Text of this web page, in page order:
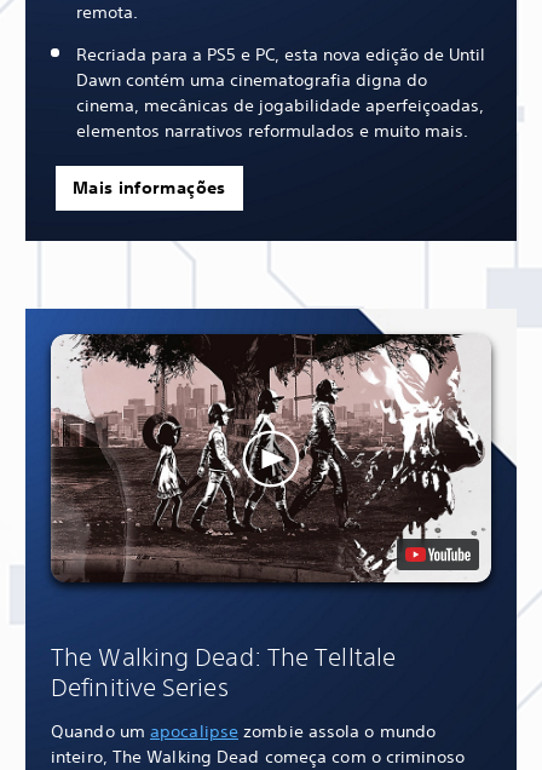
remota.
Recriada para a PS5 e PC, esta nova edição de Until
Dawn contém uma cinematografia digna do
cinema, mecânicas de jogabilidade aperfeiçoadas,
elementos narrativos reformulados e muito mais.
Mais informações
The Walking Dead: The Telltale
Definitive Series
Quando um apocalipse zombie assola o mundo
inteiro, The Walking Dead começa com o criminoso